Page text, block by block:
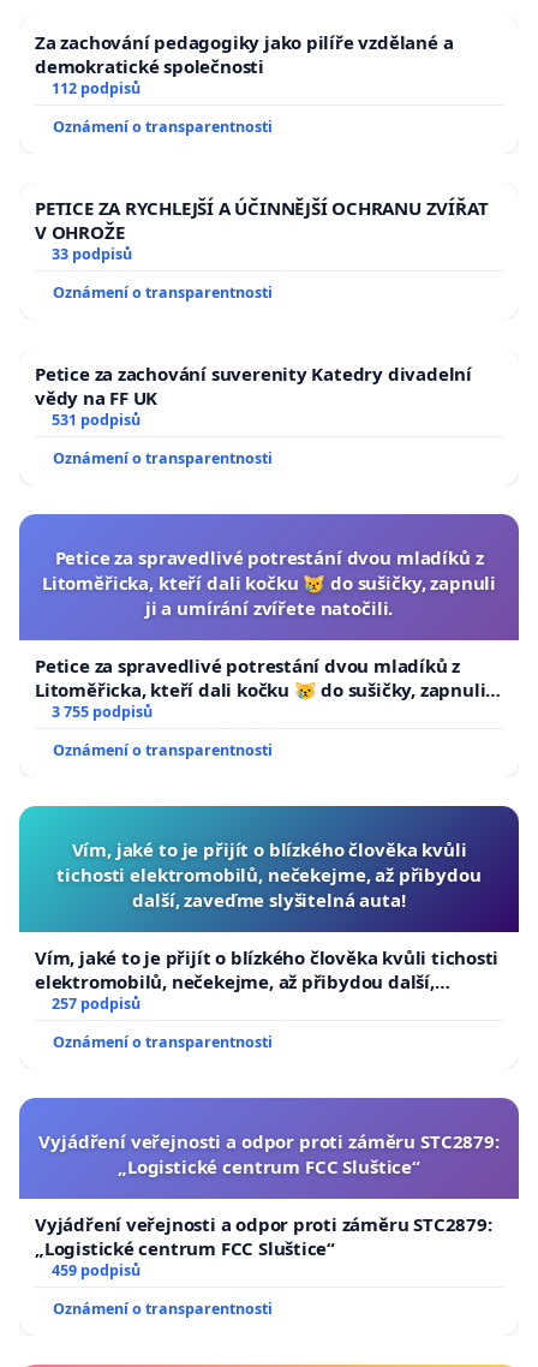
Za zachování pedagogiky jako pilíře vzdělané a
demokratické společnosti
112 podpisů
Oznámení o transparentnosti
PETICE ZA RYCHLEJŠÍ A ÚČINNĚJŠÍ OCHRANU ZVÍŘAT
V OHROŽE
33 podpisů
Oznámení o transparentnosti
Petice za zachování suverenity Katedry divadelní
vědy na FF UK
531 podpisů
Oznámení o transparentnosti
Petice za spravedlivé potrestání dvou mladíků z
Litoměřicka, kteří dali kočku 😿 do sušičky, zapnuli
ji a umírání zvířete natočili.
Petice za spravedlivé potrestání dvou mladíků z
Litoměřicka, kteří dali kočku 😿 do sušičky, zapnuli ji
a umírání zvířete natočili.
3 755 podpisů
Oznámení o transparentnosti
Vím, jaké to je přijít o blízkého člověka kvůli
tichosti elektromobilů, nečekejme, až přibydou
další, zaveďme slyšitelná auta!
Vím, jaké to je přijít o blízkého člověka kvůli tichosti
elektromobilů, nečekejme, až přibydou další,
zaveďme slyšitelná auta!
257 podpisů
Oznámení o transparentnosti
Vyjádření veřejnosti a odpor proti záměru STC2879:
„Logistické centrum FCC Sluštice“
Vyjádření veřejnosti a odpor proti záměru STC2879:
„Logistické centrum FCC Sluštice“
459 podpisů
Oznámení o transparentnosti